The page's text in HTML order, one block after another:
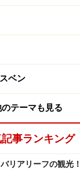
い人に是非オス
グ。犬を連れて
す。ビーチの砂
素足でビーチウ
ベン
テーマも見る
記事ランキング
リアリーフの観光